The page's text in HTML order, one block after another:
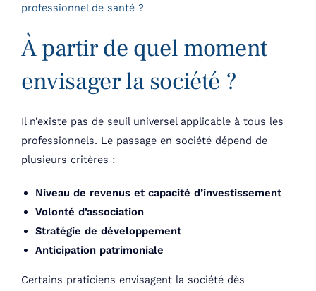
professionnel de santé ?
À partir de quel moment
envisager la société ?
Il n’existe pas de seuil universel applicable à tous les
professionnels. Le passage en société dépend de
plusieurs critères :
Niveau de revenus et capacité d’investissement
Volonté d’association
Stratégie de développement
Anticipation patrimoniale
Certains praticiens envisagent la société dès